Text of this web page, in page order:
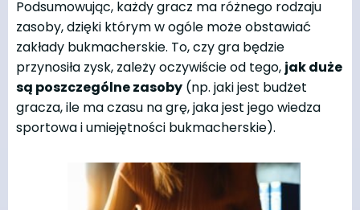
Podsumowując, każdy gracz ma różnego rodzaju
zasoby, dzięki którym w ogóle może obstawiać
zakłady bukmacherskie. To, czy gra będzie
przynosiła zysk, zależy oczywiście od tego, jak duże
są poszczególne zasoby (np. jaki jest budżet
gracza, ile ma czasu na grę, jaka jest jego wiedza
sportowa i umiejętności bukmacherskie).